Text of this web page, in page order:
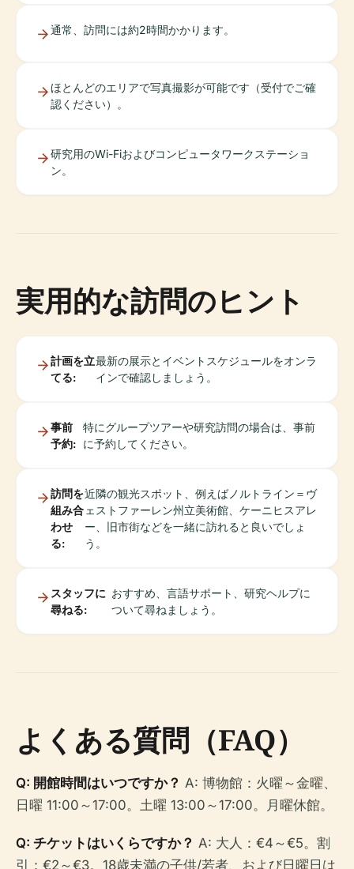
通常、訪問には約2時間かかります。
ほとんどのエリアで写真撮影が可能です（受付でご確
認ください）。
研究用のWi-Fiおよびコンピュータワークステーショ
ン。
実用的な訪問のヒント
計画を立
てる:
最新の展示とイベントスケジュールをオンラ
インで確認しましょう。
事前
予約:
特にグループツアーや研究訪問の場合は、事前
に予約してください。
訪問を
組み合
わせ
る:
近隣の観光スポット、例えばノルトライン＝ヴ
ェストファーレン州立美術館、ケーニヒスアレ
ー、旧市街などを一緒に訪れると良いでしょ
う。
スタッフに
尋ねる:
おすすめ、言語サポート、研究ヘルプに
ついて尋ねましょう。
よくある質問（FAQ）
Q: 開館時間はいつですか？ A: 博物館：火曜～金曜、
日曜 11:00～17:00。土曜 13:00～17:00。月曜休館。
Q: チケットはいくらですか？ A: 大人：€4～€5。割
引：€2～€3。18歳未満の子供/若者、および日曜日は